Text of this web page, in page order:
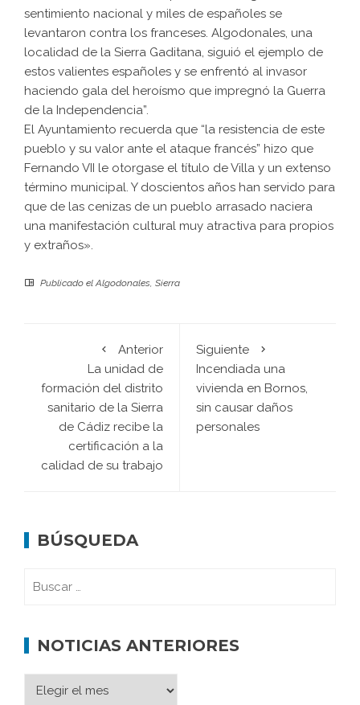
sentimiento nacional y miles de españoles se
levantaron contra los franceses. Algodonales, una
localidad de la Sierra Gaditana, siguió el ejemplo de
estos valientes españoles y se enfrentó al invasor
haciendo gala del heroísmo que impregnó la Guerra
de la Independencia”.
El Ayuntamiento recuerda que “la resistencia de este
pueblo y su valor ante el ataque francés” hizo que
Fernando VII le otorgase el título de Villa y un extenso
término municipal. Y doscientos años han servido para
que de las cenizas de un pueblo arrasado naciera
una manifestación cultural muy atractiva para propios
y extraños».
Publicado elAlgodonales, Sierra
Anterior
La unidad de
formación del distrito
sanitario de la Sierra
de Cádiz recibe la
certificación a la
calidad de su trabajo
Siguiente
Incendiada una
vivienda en Bornos,
sin causar daños
personales
BÚSQUEDA
NOTICIAS ANTERIORES